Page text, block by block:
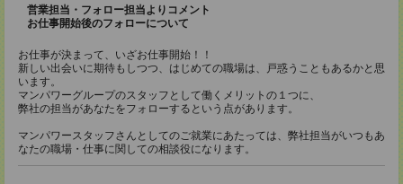
営業担当・フォロー担当よりコメント
お仕事開始後のフォローについて
お仕事が決まって、いざお仕事開始！！
新しい出会いに期待もしつつ、はじめての職場は、戸惑うこともあるかと思
います。
マンパワーグループのスタッフとして働くメリットの１つに、
弊社の担当があなたをフォローするという点があります。
マンパワースタッフさんとしてのご就業にあたっては、弊社担当がいつもあ
なたの職場・仕事に関しての相談役になります。